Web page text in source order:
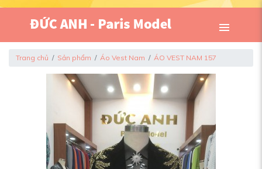
Trang chủ Sản phẩm Áo Vest Nam ÁO VEST NAM 157